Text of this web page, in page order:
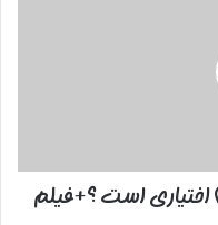
اختیاری است ؟+فیلم